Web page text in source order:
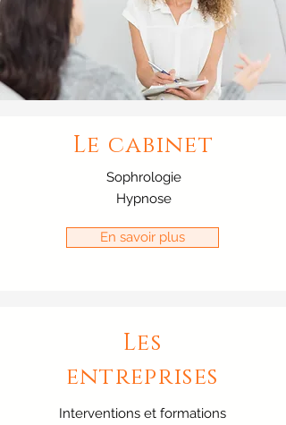
Le cabinet
Sophrologie
Hypnose
En savoir plus
Les
entreprises
Interventions et formations